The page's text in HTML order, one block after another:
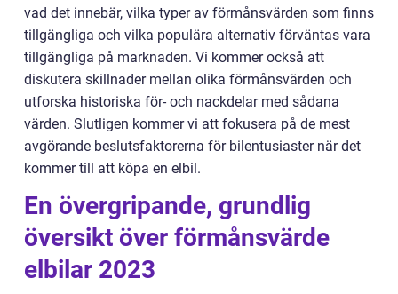
vad det innebär, vilka typer av förmånsvärden som finns
tillgängliga och vilka populära alternativ förväntas vara
tillgängliga på marknaden. Vi kommer också att
diskutera skillnader mellan olika förmånsvärden och
utforska historiska för- och nackdelar med sådana
värden. Slutligen kommer vi att fokusera på de mest
avgörande beslutsfaktorerna för bilentusiaster när det
kommer till att köpa en elbil.
En övergripande, grundlig
översikt över förmånsvärde
elbilar 2023